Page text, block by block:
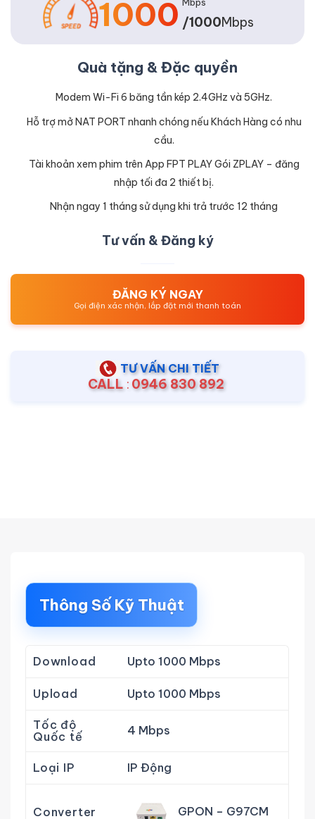
1000 /1000Mbps
Quà tặng & Đặc quyền
Modem Wi-Fi 6 băng tần kép 2.4GHz và 5GHz.
Hỗ trợ mở NAT PORT nhanh chóng nếu Khách Hàng có nhu
cầu.
Tài khoản xem phim trên App FPT PLAY Gói ZPLAY – đăng
nhập tối đa 2 thiết bị.
Nhận ngay 1 tháng sử dụng khi trả trước 12 tháng
Tư vấn & Đăng ký
ĐĂNG KÝ NGAY
Gọi điện xác nhận, lắp đặt mới thanh toán
TƯ VẤN CHI TIẾT
CALL : 0946 830 892
Thông Số Kỹ Thuật
Download Upto 1000 Mbps
Upload Upto 1000 Mbps
Tốc độ
Quốc tế
4 Mbps
Loại IP IP Động
Converter GPON – G97CM